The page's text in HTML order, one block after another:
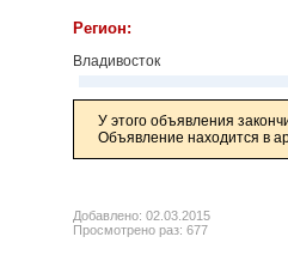
Регион:
Владивосток
У этого объявления
Объявление находится в
Добавлено: 02.03.2015
Просмотрено раз: 677